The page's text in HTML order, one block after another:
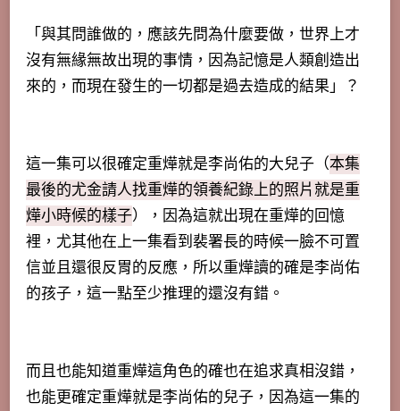
「與其問誰做的，應該先問為什麼要做，世界上才
沒有無緣無故出現的事情，因為記憶是人類創造出
來的，而現在發生的一切都是過去造成的結果」？
這一集可以很確定重燁就是李尚佑的大兒子（本集
最後的尤金請人找重燁的領養紀錄上的照片就是重
燁小時候的樣子），因為這就出現在重燁的回憶
裡，尤其他在上一集看到裴署長的時候一臉不可置
信並且還很反胃的反應，所以重燁讀的確是李尚佑
的孩子，這一點至少推理的還沒有錯。
而且也能知道重燁這角色的確也在追求真相沒錯，
也能更確定重燁就是李尚佑的兒子，因為這一集的